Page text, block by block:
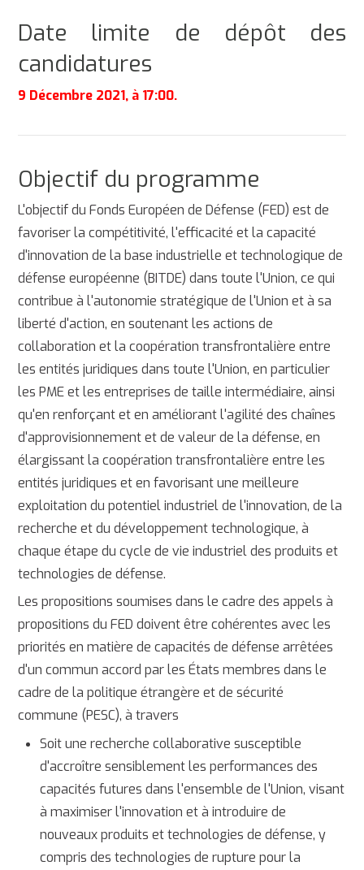
Date limite de dépôt des
candidatures
9 Décembre 2021, à 17:00.
Objectif du programme
L'objectif du Fonds Européen de Défense (FED) est de
favoriser la compétitivité, l'efficacité et la capacité
d'innovation de la base industrielle et technologique de
défense européenne (BITDE) dans toute l'Union, ce qui
contribue à l'autonomie stratégique de l'Union et à sa
liberté d'action, en soutenant les actions de
collaboration et la coopération transfrontalière entre
les entités juridiques dans toute l'Union, en particulier
les PME et les entreprises de taille intermédiaire, ainsi
qu'en renforçant et en améliorant l'agilité des chaînes
d'approvisionnement et de valeur de la défense, en
élargissant la coopération transfrontalière entre les
entités juridiques et en favorisant une meilleure
exploitation du potentiel industriel de l'innovation, de la
recherche et du développement technologique, à
chaque étape du cycle de vie industriel des produits et
technologies de défense.
Les propositions soumises dans le cadre des appels à
propositions du FED doivent être cohérentes avec les
priorités en matière de capacités de défense arrêtées
d'un commun accord par les États membres dans le
cadre de la politique étrangère et de sécurité
commune (PESC), à travers
Soit une recherche collaborative susceptible
d'accroître sensiblement les performances des
capacités futures dans l'ensemble de l'Union, visant
à maximiser l'innovation et à introduire de
nouveaux produits et technologies de défense, y
compris des technologies de rupture pour la